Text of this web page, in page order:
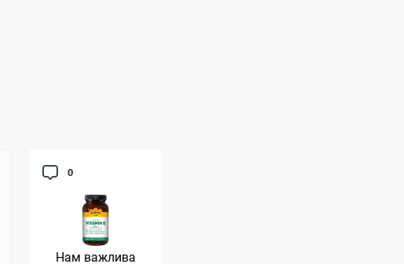
0
Нам важлива